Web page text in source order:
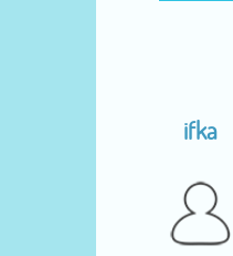
ifka